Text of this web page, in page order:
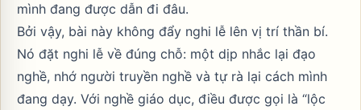
mình đang được dẫn đi đâu.
Bởi vậy, bài này không đẩy nghi lễ lên vị trí thần bí.
Nó đặt nghi lễ về đúng chỗ: một dịp nhắc lại đạo
nghề, nhớ người truyền nghề và tự rà lại cách mình
đang dạy. Với nghề giáo dục, điều được gọi là “lộc